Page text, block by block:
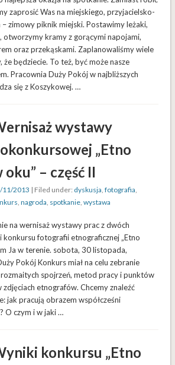
zaprosić Was na miejskiego, przyjacielsko-
– zimowy piknik miejski. Postawimy leżaki,
kramy z gorącymi napojami,
oraz przekąskami. Zaplanowaliśmy wiele
że będziecie. To też, być może nasze
Pracownia Duży Pokój w najbliższych
się z Koszykowej. …
wystawy
„Etno
oku” – część II
11/2013 | Filed under: dyskusja ,fotografia
,nagroda spotkanie ,wystawa
na wernisaż wystawy prac z dwóch
konkursu fotografii etnograficznej „Etno
Ja w terenie. sobota, 30 listopada,
Pokój Konkurs miał na celu zebranie
spojrzeń, metod pracy i punktów
etnografów. Chcemy znaleźć
jak pracują obrazem współcześni
O czym i w jaki …
konkursu „Etno